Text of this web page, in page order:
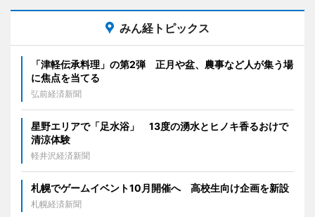
みん経トピックス
「津軽伝承料理」の第2弾 正月や盆、農事など人が集う場
に焦点を当てる
弘前経済新聞
星野エリアで「足水浴」 13度の湧水とヒノキ香るおけで
清涼体験
軽井沢経済新聞
札幌でゲームイベント10月開催へ 高校生向け企画を新設
札幌経済新聞